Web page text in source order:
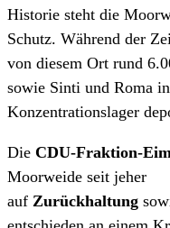
Historie steht die
Schutz. Während der
von diesem Ort rund
sowie Sinti und Roma
Konzentrationslager
Die CDU-Fraktion-
Moorweide seit jeher
auf Zurückhaltung